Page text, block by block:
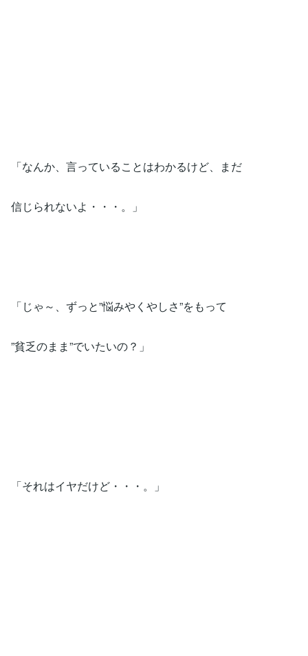
「なんか、言っていることはわかるけど、まだ
信じられないよ・・・。」
「じゃ～、ずっと”悩みやくやしさ”をもって
”貧乏のまま”でいたいの？」
「それはイヤだけど・・・。」